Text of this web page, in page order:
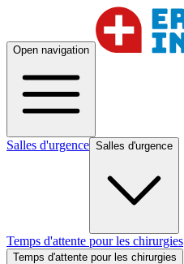
Open navigation
Salles d'urgence Salles d'urgence
Temps d'attente pour les chirurgies
Temps d'attente pour les chirurgies